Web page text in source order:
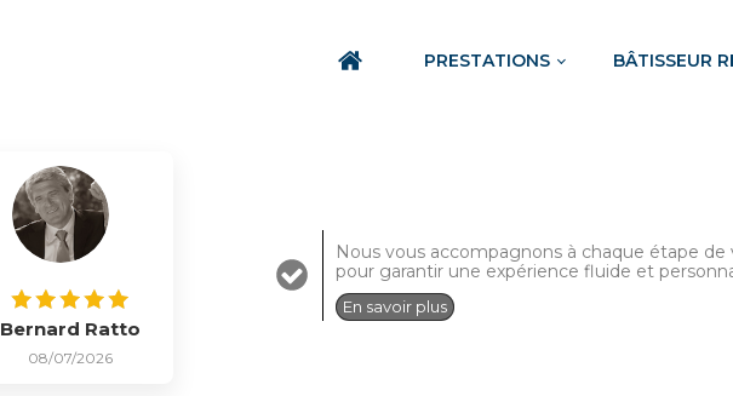
PRESTATIONS BÂTISSEUR
Bernard Ratto
08/07/2026
Nous vous accompagnons à chaque étape
pour garantir une expérience fluide et
En savoir plus